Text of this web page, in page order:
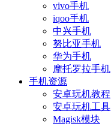
vivo手机
iqoo手机
中兴手机
努比亚手机
华为手机
摩托罗拉手机
手机资源
安卓玩机教程
安卓玩机工具
Magisk模块